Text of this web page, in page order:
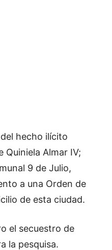
hecho ilícito
Quiniela Almar IV;
9 de Julio,
a una Orden de
de esta ciudad.
el secuestro de
la pesquisa.